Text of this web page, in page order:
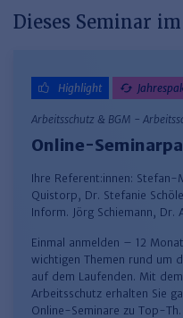
Haufe Immobilien
Dieses Seminar
Highlight
Arbeitsschutz & BGM -
Online-
Ihre Referent:innen: Stefan-
Quistorp
Dr. Stefanie
Inform. Jörg Schiemann
Dr.
Einmal anmelden – 12
wichtigen Themen rund um
auf dem Laufenden. Mit
Arbeitsschutz erhalten Sie
Online-Seminare zu Top-